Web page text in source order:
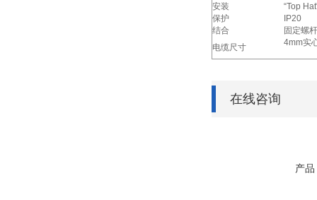
安装
“Top
保护
IP20
结合
固定螺
电缆尺寸
4mm实
在线咨询
产品